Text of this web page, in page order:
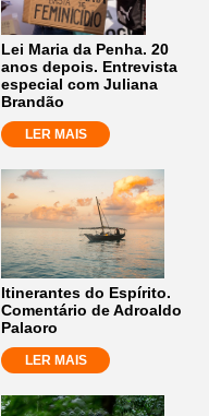
Lei Maria da Penha. 20
anos depois. Entrevista
especial com Juliana
Brandão
LER MAIS
Itinerantes do Espírito.
Comentário de Adroaldo
Palaoro
LER MAIS